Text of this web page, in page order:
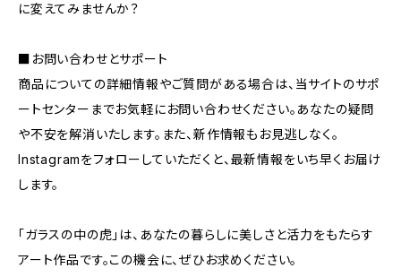
に変えてみませんか？
■お問い合わせとサポート
商品についての詳細情報やご質問がある場合は、当サイトのサポ
ートセンターまでお気軽にお問い合わせください。あなたの疑問
や不安を解消いたします。また、新作情報もお見逃しなく。
Instagramをフォローしていただくと、最新情報をいち早くお届け
します。
「ガラスの中の虎」は、あなたの暮らしに美しさと活力をもたらす
アート作品です。この機会に、ぜひお求めください。